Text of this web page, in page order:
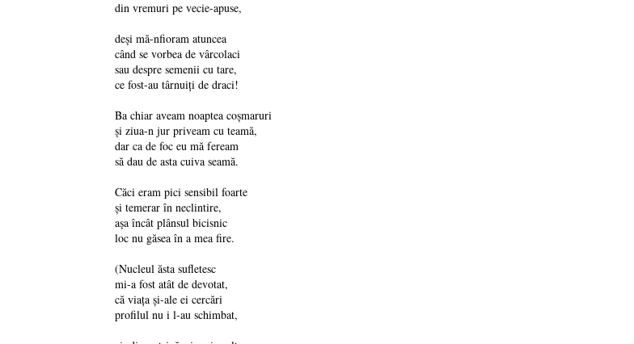
din vremuri pe vecie-apuse,
deși mă-nfioram atuncea
când se vorbea de vârcolaci
sau despre semenii cu tare,
ce fost-au târnuiți de draci!
Ba chiar aveam noaptea coșmaruri
și ziua-n jur priveam cu teamă,
dar ca de foc eu mă feream
să dau de asta cuiva seamă.
Căci eram pici sensibil foarte
și temerar în neclintire,
așa încât plânsul bicisnic
loc nu găsea în a mea fire.
(Nucleul ăsta sufletesc
mi-a fost atât de devotat,
că viața și-ale ei cercări
profilul nu i l-au schimbat,